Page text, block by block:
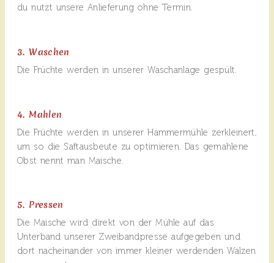
du nutzt unsere Anlieferung ohne Termin.
3. Waschen
Die Früchte werden in unserer Waschanlage gespült.
4. Mahlen
Die Früchte werden in unserer Hammermühle zerkleinert,
um so die Saftausbeute zu optimieren. Das gemahlene
Obst nennt man Maische.
5. Pressen
Die Maische wird direkt von der Mühle auf das
Unterband unserer Zweibandpresse aufgegeben und
dort nacheinander von immer kleiner werdenden Walzen